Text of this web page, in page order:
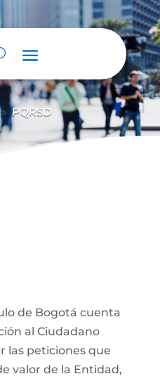
9 PQRSD
de Bogotá cuenta
al Ciudadano
las peticiones que
valor de la Entidad,